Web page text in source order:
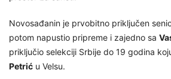
Novosađanin je prvobitno priključen
potom napustio pripreme i zajedno sa
priključio selekciji Srbije do 19 godina
Petrić u Velsu.